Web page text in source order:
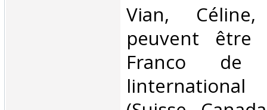
Vian,
peuvent être
Franco de